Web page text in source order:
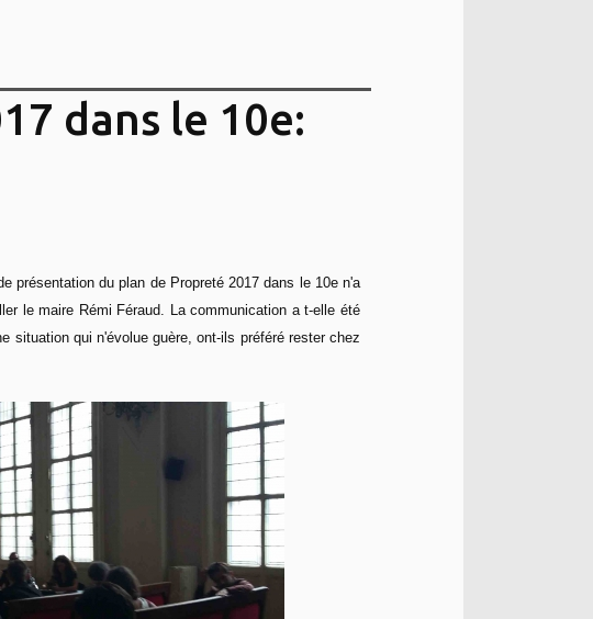
dans le 10e:
présentation du plan de Propreté 2017 dans le 10e n'a
le maire Rémi Féraud. La communication a t-elle été
situation qui n'évolue guère, ont-ils préféré rester chez